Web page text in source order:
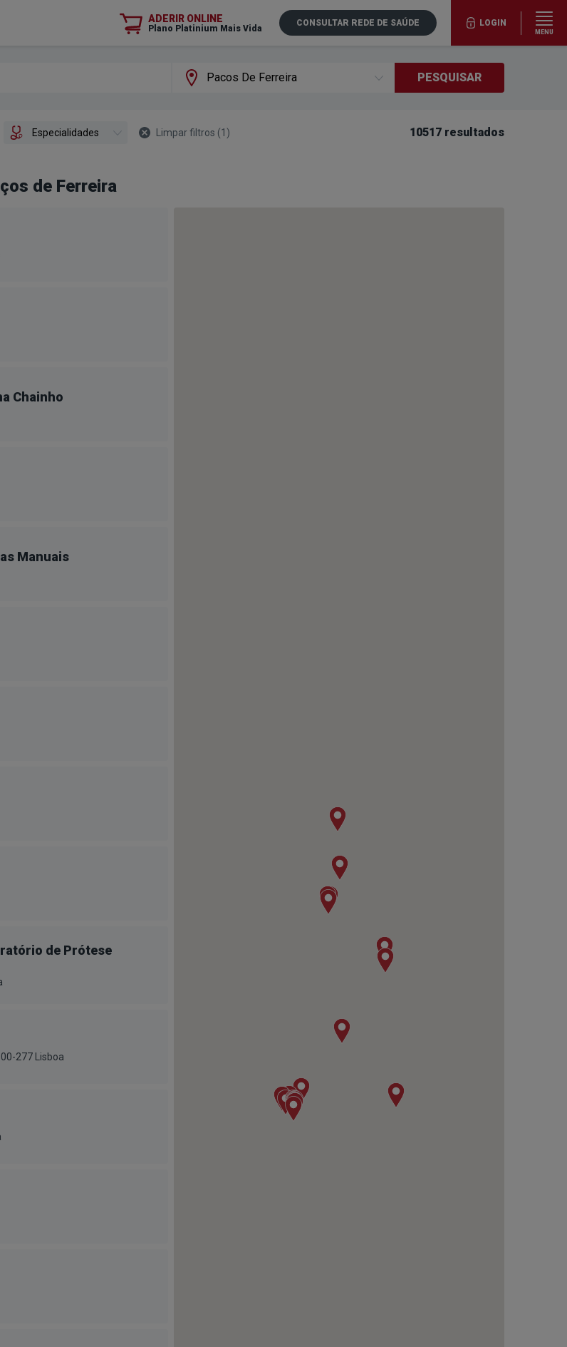
ADERIR ONLINE
Plano Platinium Mais Vida
CONSULTAR REDE DE SAÚDE LOGIN
MENU
PESQUISAR
Especialidades Limpar filtros (1 ) 10517 resultados
de Ferreira
Chainho
Manuais
de Prótese
277 Lisboa